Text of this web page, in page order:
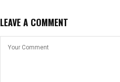
LEAVE A COMMENT